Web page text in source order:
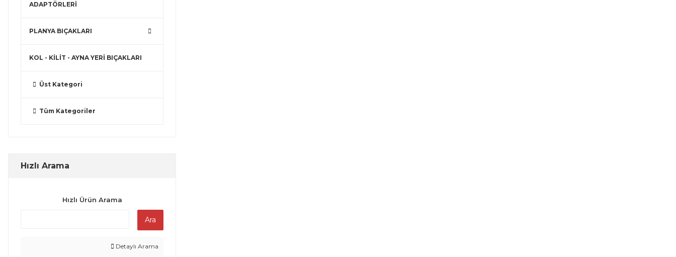
ADAPTÖRLERİ
PLANYA BIÇAKLARI
KOL - KİLİT - AYNA YERİ BIÇAKLARI
Üst Kategori
Tüm Kategoriler
Hızlı Arama
Hızlı Ürün Arama
Ara
Detaylı Arama